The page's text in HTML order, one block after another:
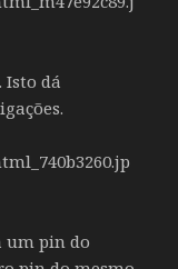
dá
um pin do